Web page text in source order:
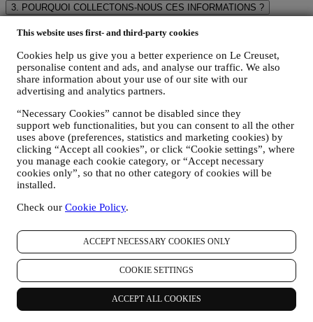
This website uses first- and third-party cookies
Cookies help us give you a better experience on Le Creuset,
personalise content and ads, and analyse our traffic. We also
share information about your use of our site with our
advertising and analytics partners.
“Necessary Cookies” cannot be disabled since they
support web functionalities, but you can consent to all the other
uses above (preferences, statistics and marketing cookies) by
clicking “Accept all cookies”, or click “Cookie settings”, where
you manage each cookie category, or “Accept necessary
cookies only”, so that no other category of cookies will be
installed.
Check our Cookie Policy.
ACCEPT NECESSARY COOKIES ONLY
COOKIE SETTINGS
ACCEPT ALL COOKIES
3. POURQUOI COLLECTONS-NOUS CES INFORMATIONS ?
Nous pouvons être amenés à traiter certaines données vous
concernant afin de répondre à nos obligations légales, ainsi
qu’à d’autres obligations découlant d’instructions émises par
les pouvoirs publics.
POUR CRÉER UN COMPTE LE CREUSET.
Nous utiliserons vos données pour créer un compte Le
Creuset, qui vous donnera accès à une série d’avantages
réservés aux utilisateurs enregistrés, qui vous permettra de
mieux tirer profit de nos services, comme un passage plus
rapide à la caisse et la sauvegarde de multiples adresses
d’expédition ou de consulter et de tracer les commandes.
vous offrir ces services en tant que détenteur d’un compte Le
POUR GÉRER VOS COMMANDES ET ASSURER LA
FOURNITURE DE NOS PRODUITS OU LA
PRESTATION DE NOS SERVICES ET VOUS
PROPOSER NOTRE ASSISTANCE.
Nous utiliserons vos données pour gérer notre relation
contractuelle avec vous, vos achats de produits sur le Site web
et en boutique Le Creuset, votre utilisation du Site web, toute